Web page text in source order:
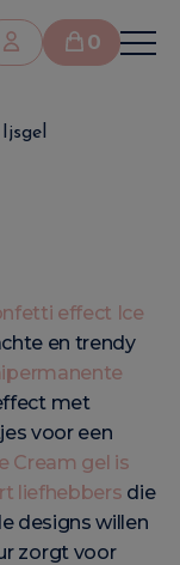
0
Ijsgel
effect Ice
en trendy
met
voor een
Cream gel is
liefhebbers die
designs willen
zorgt voor